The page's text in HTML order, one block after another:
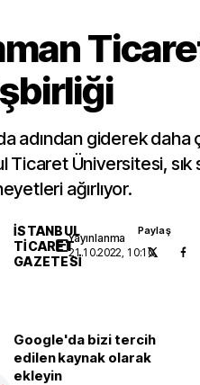
adından giderek
Ticaret Üniversitesi, sık
ağırlıyor.
İSTANBUL
TICARET
GAZETESI
Yayınlanma
21.10.2022, 10:10
Paylaş
Google'da bizi tercih
edilen kaynak olarak
ekleyin